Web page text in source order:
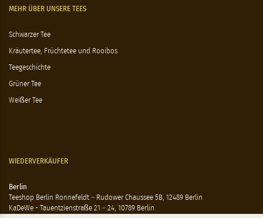
MEHR ÜBER UNSERE TEES
Schwarzer Tee
Kräutertee, Früchtetee und Rooibos
Teegeschichte
Grüner Tee
Weißer Tee
WIEDERVERKÄUFER
Berlin
Teeshop Berlin Ronnefeldt – Rudower Chaussee 5B, 12489 Berlin
KaDeWe - Tauentzienstraße 21 – 24, 10789 Berlin